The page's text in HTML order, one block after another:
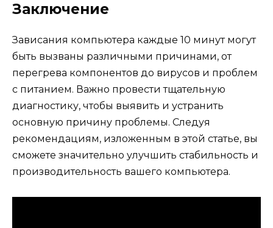
Заключение
Зависания компьютера каждые 10 минут могут
быть вызваны различными причинами, от
перегрева компонентов до вирусов и проблем
с питанием. Важно провести тщательную
диагностику, чтобы выявить и устранить
основную причину проблемы. Следуя
рекомендациям, изложенным в этой статье, вы
сможете значительно улучшить стабильность и
производительность вашего компьютера.